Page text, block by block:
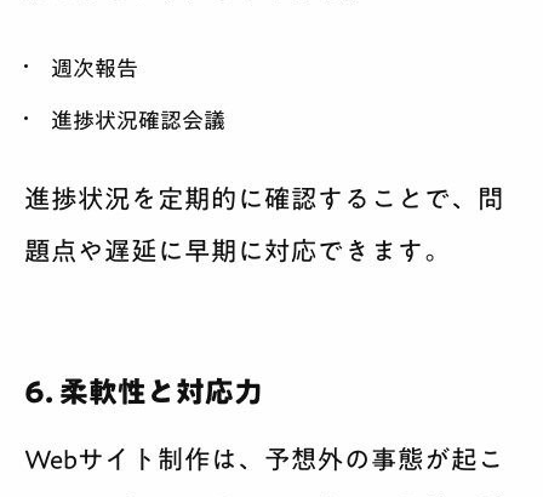
週次報告
進捗状況確認会議
進捗状況を定期的に確認することで、問
題点や遅延に早期に対応できます。
6. 柔軟性と対応力
Webサイト制作は、予想外の事態が起こ